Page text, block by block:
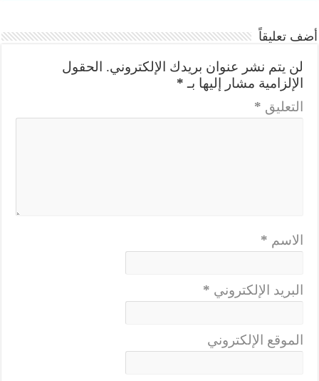
أضف تعليقاً
لن يتم نشر عنوان بريدك الإلكتروني.
الحقول
الإلزامية مشار إليها بـ *
التعليق *
الاسم *
البريد الإلكتروني *
الموقع الإلكتروني